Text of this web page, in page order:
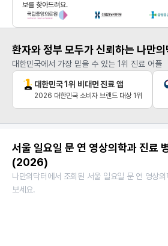
보를 찾아드려요.
환자와 정부 모두가 신뢰하는 나만의
대한민국에서 가장 믿을 수 있는 1위 진료 어플
대한민국 1위 비대면 진료 앱
2026 대한민국 소비자 브랜드 대상 1위
서울 일요일 문 연 영상의학과 진료
(2026)
나만의닥터에서 조회된 서울 일요일 문 연 영상
보세요.